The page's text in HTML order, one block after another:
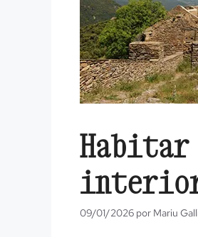
interior
09/01/2026 por Mariu